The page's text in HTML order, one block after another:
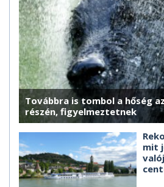
Továbbra is tombol a hőség
részén, figyelmeztetnek
mit